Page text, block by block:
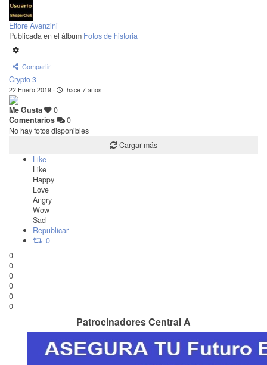
Ettore Avanzini
Publicada en el álbum Fotos de historia
Compartir
Crypto 3
22 Enero 2019 · hace 7 años
Me Gusta
0
Comentarios
0
No hay fotos disponibles
Cargar más
Like
Like
Happy
Love
Angry
Wow
Sad
Republicar
0
0
0
0
0
0
0
Patrocinadores Central A